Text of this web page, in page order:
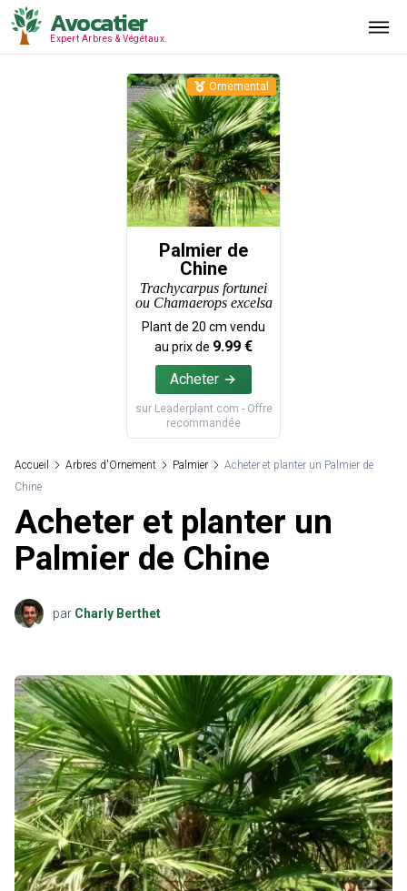
Avocatier
Expert Arbres & Végétaux.
Palmier de
Chine
Trachycarpus fortunei
ou Chamaerops excelsa
Plant de 20 cm vendu
au prix de 9.99 €
Acheter
sur Leaderplant.com - Offre
recommandée
Ornemental
Accueil Arbres d'Ornement Palmier
Acheter et planter un Palmier de
Chine
Acheter et planter un
Palmier de Chine
par Charly Berthet